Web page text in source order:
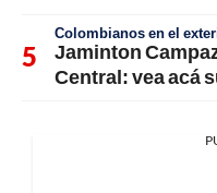
Colombianos en el
Jaminton
Central: vea acá